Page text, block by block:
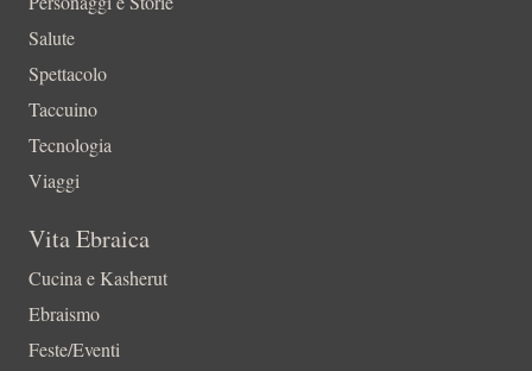
Salute
Spettacolo
Taccuino
Tecnologia
Viaggi
Vita Ebraica
Cucina e Kasherut
Ebraismo
Feste/Eventi